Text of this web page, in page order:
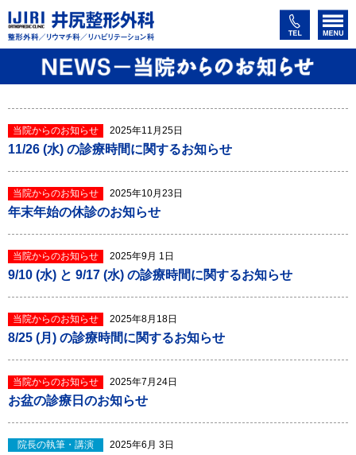
当院からのお知らせ 2025年11月25日
11/26 (水) の診療時間に関するお知らせ
当院からのお知らせ 2025年10月23日
年末年始の休診のお知らせ
当院からのお知らせ 2025年9月 1日
9/10 (水) と 9/17 (水) の診療時間に関するお知らせ
当院からのお知らせ 2025年8月18日
8/25 (月) の診療時間に関するお知らせ
当院からのお知らせ 2025年7月24日
お盆の診療日のお知らせ
院長の執筆・講演 2025年6月 3日